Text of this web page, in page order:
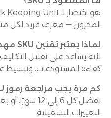
المخزون — معرف فريد لكل
لماذا يعتبر تقنين SKU مهمًا؟
لأنه يساعد على تقليل
كفاءة المستودعات، وتبسيط
كم مرة يجب مراجعة رموز SKU؟
يفضل كل 6 إلى
التغييرات التشغيلية.